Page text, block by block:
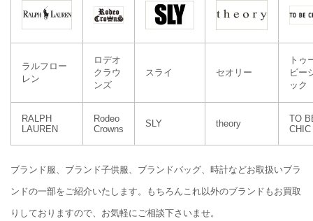
ラルフロー
レン
ロデオ
クラウ
ンズ
スライ セオリー
トゥ
ビー
ック
RALPH
LAUREN
Rodeo
Crowns
SLY theory
TO
CHIC
ブランド服、ブランド子供服、ブランドバッグ、時計などお取扱いブラ
ンドの一部をご紹介いたします。もちろんこれ以外のブランドもお買取
りしておりますので、お気軽にご相談下さいませ。